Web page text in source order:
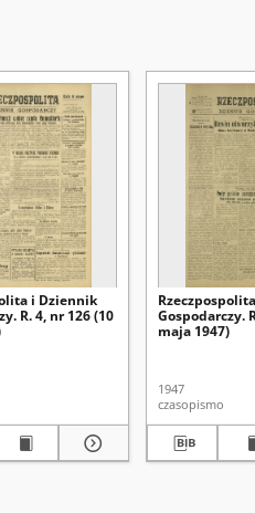
i Dziennik
R. 4, nr 126 (10
Gospodarczy.
maja 1947)
1947
czasopismo